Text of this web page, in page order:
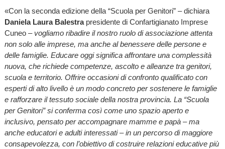
«Con la seconda edizione della “Scuola per Genitori” – dichiara
Daniela Laura Balestrapresidente di Confartigianato Imprese
Cuneo – vogliamo ribadire il nostro ruolo di associazione attenta
non solo alle imprese, ma anche al benessere delle persone e
delle famiglie. Educare oggi significa affrontare una complessità
nuova, che richiede competenze, ascolto e alleanze tra genitori,
scuola e territorio. Offrire occasioni di confronto qualificato con
esperti di alto livello è un modo concreto per sostenere le famiglie
e rafforzare il tessuto sociale della nostra provincia. La “Scuola
per Genitori” si conferma così come uno spazio aperto e
inclusivo, pensato per accompagnare mamme e papà – ma
anche educatori e adulti interessati – in un percorso di maggiore
consapevolezza, con l’obiettivo di costruire relazioni educative più